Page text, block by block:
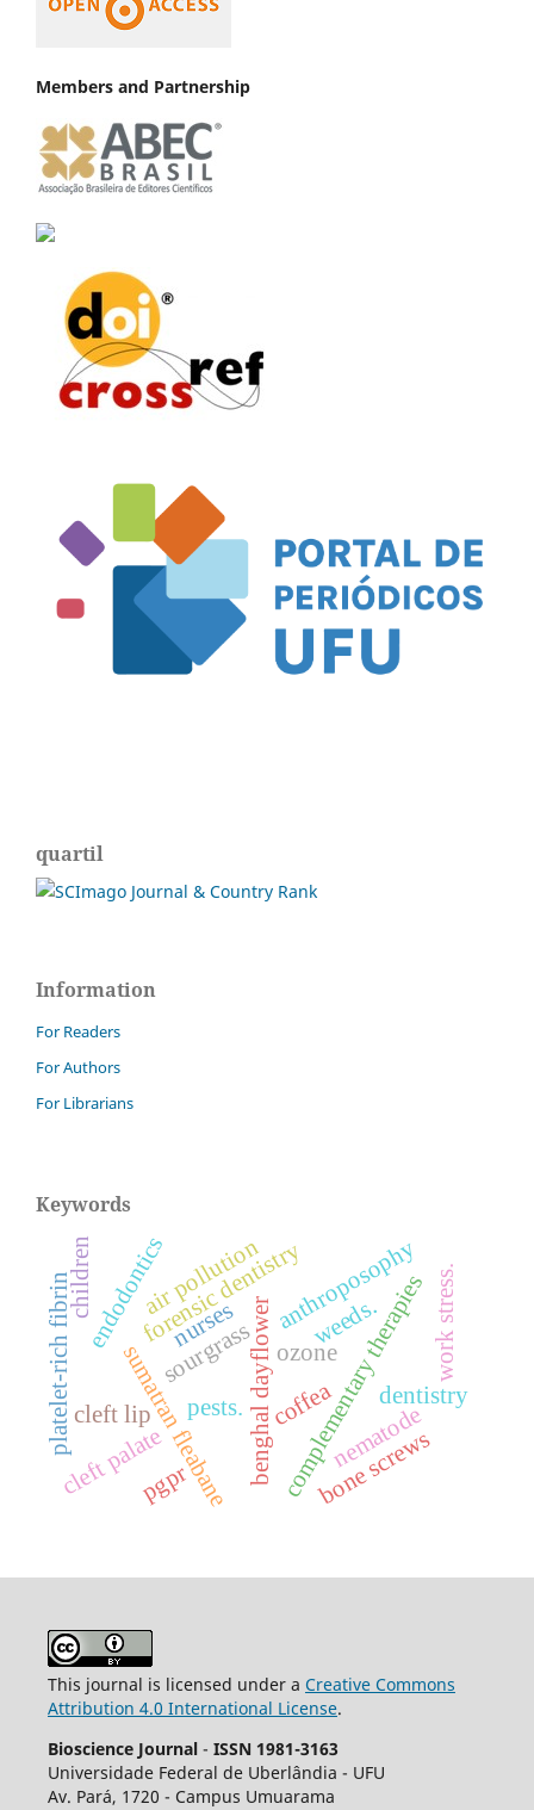
Members and Partnership
quartil
Information
For Readers
For Authors
For Librarians
Keywords
benghal dayflower
sourgrass
sumatran fleabane
weeds.
anthroposophy
complementary therapies
dentistry
forensic dentistry
bone screws
cleft lip
cleft palate
ozone
platelet-rich fibrin coffeanematode
pests.
endodonticsnurses
air pollution
children work stress.
pgpr
This journal is licensed under a Creative Commons
Attribution 4.0 International License.
Bioscience Journal - ISSN 1981-3163
Universidade Federal de Uberlândia - UFU
Av. Pará, 1720 - Campus Umuarama